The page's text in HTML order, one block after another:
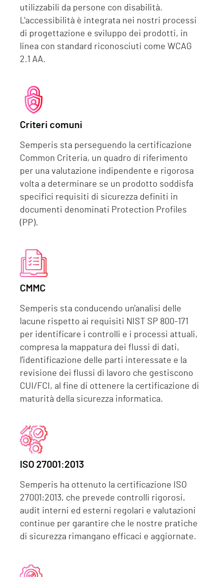
utilizzabili da persone con disabilità.
L'accessibilità è integrata nei nostri processi
di progettazione e sviluppo dei prodotti, in
linea con standard riconosciuti come WCAG
2.1 AA.
Criteri comuni
Semperis sta perseguendo la certificazione
Common Criteria, un quadro di riferimento
per una valutazione indipendente e rigorosa
volta a determinare se un prodotto soddisfa
specifici requisiti di sicurezza definiti in
documenti denominati Protection Profiles
(PP).
CMMC
Semperis sta conducendo un'analisi delle
lacune rispetto ai requisiti NIST SP 800-171
per identificare i controlli e i processi attuali,
compresa la mappatura dei flussi di dati,
l'identificazione delle parti interessate e la
revisione dei flussi di lavoro che gestiscono
CUI/FCI, al fine di ottenere la certificazione di
maturità della sicurezza informatica.
ISO 27001:2013
Semperis ha ottenuto la certificazione ISO
27001:2013, che prevede controlli rigorosi,
audit interni ed esterni regolari e valutazioni
continue per garantire che le nostre pratiche
di sicurezza rimangano efficaci e aggiornate.